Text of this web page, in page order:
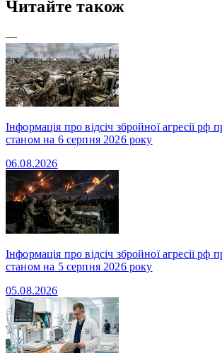
Читайте також
—
Інформація про відсіч збройної агресії рф
станом на 6 серпня 2026 року
06.08.2026
Інформація про відсіч збройної агресії рф
станом на 5 серпня 2026 року
05.08.2026